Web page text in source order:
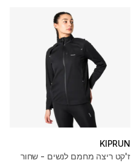
KIPRUN
ז'קט ריצה מחמם לנשים - שחור